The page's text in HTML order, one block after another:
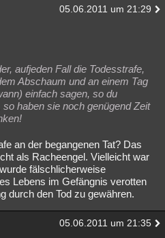
Mystery Kriminalfälle
Esoterik Literatur
Allmystery English
Alle Geschlossen
05.06.2011 um 21:29
aufjeden Fall die Todesstrafe,
Abschaum und an einem Tag
einfach sagen, so du
haben sie noch genügend Zeit
an der begangenen Tat? Das
als Racheengel. Vielleicht war
fälschlicherweise
Lebens im Gefängnis verotten
durch den Tod zu gewähren.
05.06.2011 um 21:35